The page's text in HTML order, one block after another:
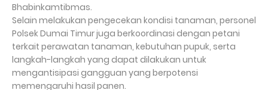
Bhabinkamtibmas.
Selain melakukan pengecekan kondisi tanaman, personel
Polsek Dumai Timur juga berkoordinasi dengan petani
terkait perawatan tanaman, kebutuhan pupuk, serta
langkah-langkah yang dapat dilakukan untuk
mengantisipasi gangguan yang berpotensi
memengaruhi hasil panen.